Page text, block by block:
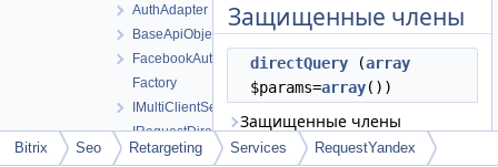
AuthAdapter
BaseApiObject
FacebookAuthAdapter
Factory
IMultiClientService
IRequestDirectly
IService
Защищенные члены
directQuery (array
$params=array())
Защищенные члены
унаследованные от
Bitrix Seo Retargeting Services RequestYandex